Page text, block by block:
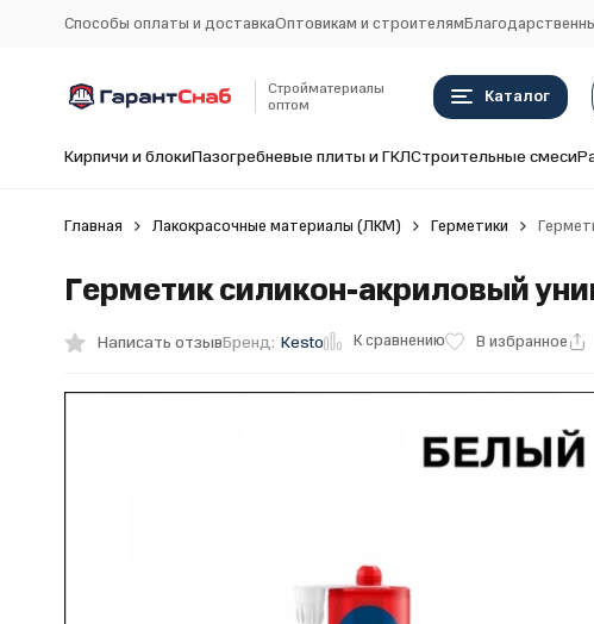
Способы оплаты и доставкаОптовикам и строителям
Стройматериалы
оптом
Каталог
Кирпичи и блокиПазогребневые плиты и ГКЛСтроительные смеси
Главная Лакокрасочные материалы (ЛКМ) Герметики
Герметик силикон-акриловый
Написать отзывБренд: Kesto К сравнению В избранное